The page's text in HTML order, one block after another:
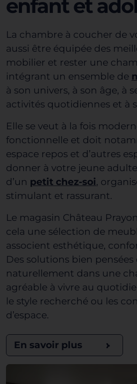
enfant et
La chambre à coucher de
aussi être équipée des
mobilier et rester une
intégrant un ensemble de
à son univers, à son âge, à
activités quotidiennes et à
Elle se veut à la fois
fonctionnelle et doit
espace repos et d’autres
donner à votre jeune
d’un petit chez-soi,
stimulant et rassurant.
Le magasin Château
cela une sélection de
associent esthétique,
Des solutions bien
naturellement dans une
agréable à vivre au
le style recherché ou les
d’espace.
En savoir plus